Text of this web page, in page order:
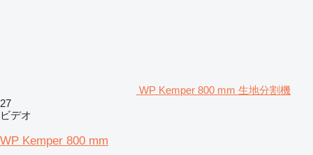
WP Kemper 800 mm 生地分割機
27
ビデオ
WP Kemper 800 mm